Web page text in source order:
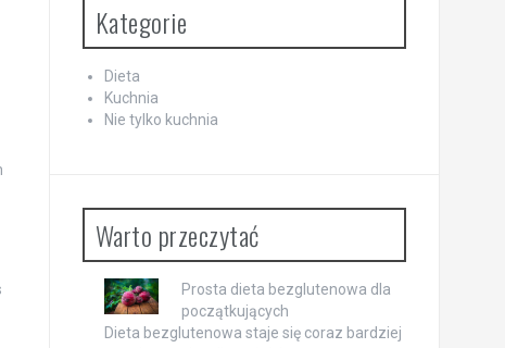
Kategorie
Dieta
Kuchnia
Nie tylko kuchnia
Warto przeczytać
Prosta dieta bezglutenowa dla
początkujących
Dieta bezglutenowa staje się coraz bardziej